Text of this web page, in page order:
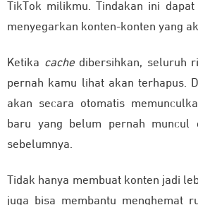
TikTok milikmu. Tindakan ini
menyegarkan konten-konten yang
Ketika cache dibersihkan, seluruh
pernah kamu lihat akan terhapus.
akan secara otomatis
baru yang belum pernah muncul
sebelumnya.
Tidak hanya membuat konten jadi
juga bisa membantu menghemat